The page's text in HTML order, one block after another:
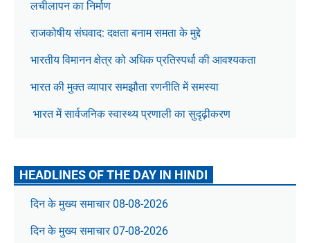
लचीलापन का निर्माण
राजकोषीय संघवाद: दक्षता बनाम समता के मुद्दे
भारतीय विमानन क्षेत्र को अधिक प्रतिस्पर्धा की आवश्यकता
भारत की मुक्त व्यापार समझौता रणनीति में समस्या
भारत में सार्वजनिक स्वास्थ्य प्रणाली का सुदृढ़ीकरण
HEADLINES OF THE DAY IN HINDI
दिन के मुख्य समाचार 08-08-2026
दिन के मुख्य समाचार 07-08-2026